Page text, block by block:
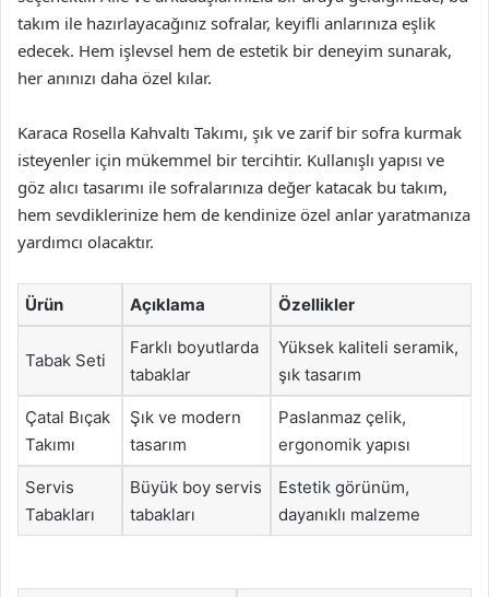
takım ile hazırlayacağınız sofralar, keyifli anlarınıza eşlik
edecek. Hem işlevsel hem de estetik bir deneyim sunarak,
her anınızı daha özel kılar.
Karaca Rosella Kahvaltı Takımı, şık ve zarif bir sofra kurmak
isteyenler için mükemmel bir tercihtir. Kullanışlı yapısı ve
göz alıcı tasarımı ile sofralarınıza değer katacak bu takım,
hem sevdiklerinize hem de kendinize özel anlar yaratmanıza
yardımcı olacaktır.
Ürün Açıklama Özellikler
Tabak Seti
Farklı boyutlarda
tabaklar
Yüksek kaliteli seramik,
şık tasarım
Çatal Bıçak
Takımı
Şık ve modern
tasarım
Paslanmaz çelik,
ergonomik yapısı
Servis
Tabakları
Büyük boy servis
tabakları
Estetik görünüm,
dayanıklı malzeme